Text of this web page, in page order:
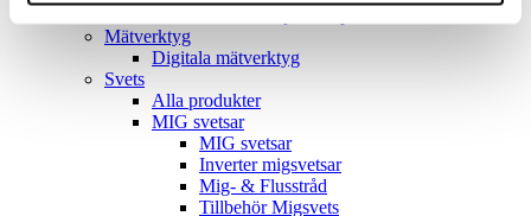
Mätverktyg
Digitala mätverktyg
Svets
Alla produkter
MIG svetsar
MIG svetsar
Inverter migsvetsar
Mig- & Flusstråd
Tillbehör Migsvets